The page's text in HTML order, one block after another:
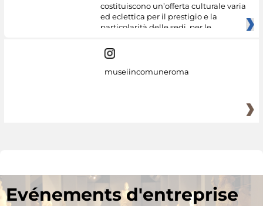
costituiscono un’offerta culturale varia
ed eclettica per il prestigio e la
particolarità delle sedi, per le
museiincomuneroma
Evénements d'entreprise